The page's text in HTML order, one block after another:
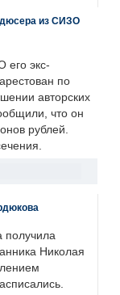
из СИЗО
его экс-
по
авторских
что он
рублей.
получила
Николая